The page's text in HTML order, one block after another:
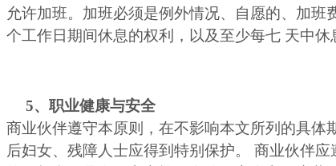
允许加班。加班必须是例外情况、自愿的、加
个工作日期间休息的权利，以及至少每七 天中
5、职业健康与安全
商业伙伴遵守本原则，在不影响本文所列的具
后妇女、残障人士应得到特别保护。 商业伙伴